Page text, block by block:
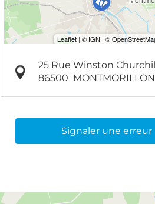
25 Rue Winston Churchill
86500 MONTMORILLON
Signaler une erreur